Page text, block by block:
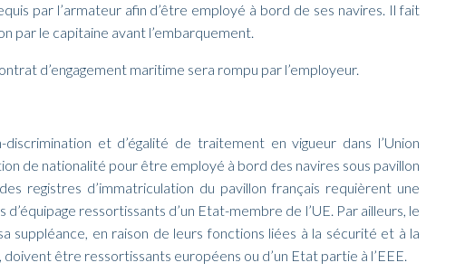
par l’armateur afin d’être employé à bord de ses navires. Il fait
par le capitaine avant l’embarquement.
d’engagement maritime sera rompu par l’employeur.
et d’égalité de traitement en vigueur dans l’Union
de nationalité pour être employé à bord des navires sous pavillon
registres d’immatriculation du pavillon français requièrent une
ressortissants d’un Etat-membre de l’UE. Par ailleurs, le
suppléance, en raison de leurs fonctions liées à la sécurité et à la
doivent être ressortissants européens ou d’un Etat partie à l’EEE.